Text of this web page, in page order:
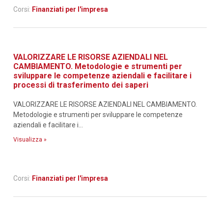
Corsi: Finanziati per l'impresa
VALORIZZARE LE RISORSE AZIENDALI NEL
CAMBIAMENTO. Metodologie e strumenti per
sviluppare le competenze aziendali e facilitare i
processi di trasferimento dei saperi
VALORIZZARE LE RISORSE AZIENDALI NEL CAMBIAMENTO.
Metodologie e strumenti per sviluppare le competenze
aziendali e facilitare i...
Visualizza »
Corsi: Finanziati per l'impresa